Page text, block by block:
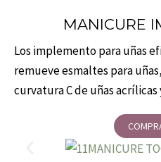
MANICURE
Los implemento para uñas
remueve esmaltes para
curvatura C de uñas acrílicas